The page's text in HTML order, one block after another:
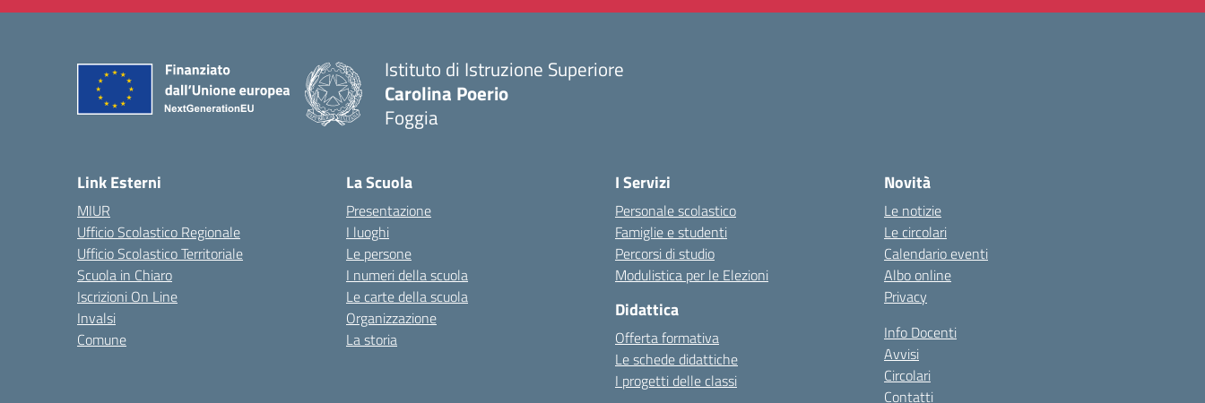
Istituto di Istruzione Superiore
Carolina Poerio
Foggia
Link Esterni
MIUR
Ufficio Scolastico Regionale
Ufficio Scolastico Territoriale
Scuola in Chiaro
Iscrizioni On Line
Invalsi
Comune
La Scuola
Presentazione
I luoghi
Le persone
I numeri della scuola
Le carte della scuola
Organizzazione
La storia
I Servizi
Personale scolastico
Famiglie e studenti
Percorsi di studio
Modulistica per le Elezioni
Didattica
Offerta formativa
Le schede didattiche
I progetti delle classi
Novità
Le notizie
Le circolari
Calendario eventi
Albo online
Privacy
Info Docenti
Avvisi
Circolari
Contatti